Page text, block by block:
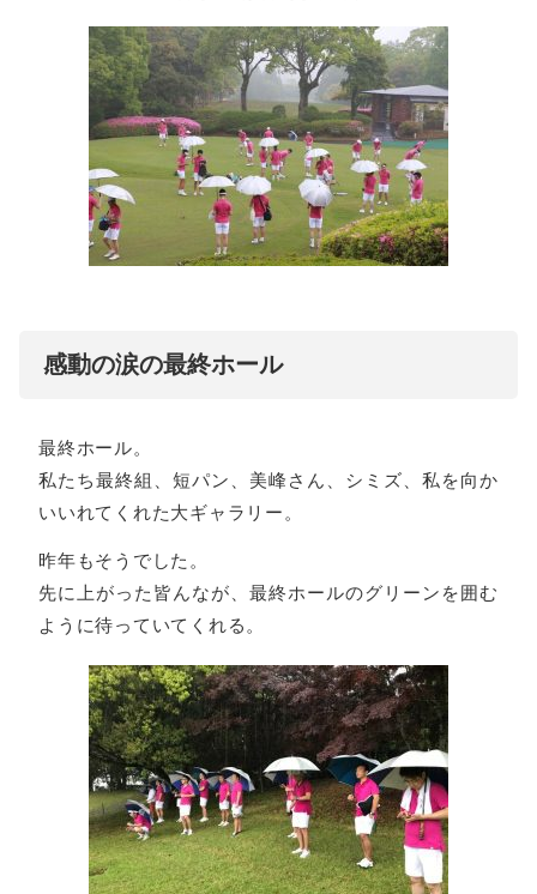
感動の涙の最終ホール
最終ホール。
私たち最終組、短パン、美峰さん、シミズ、私を向か
いいれてくれた大ギャラリー。
昨年もそうでした。
先に上がった皆んなが、最終ホールのグリーンを囲む
ように待っていてくれる。